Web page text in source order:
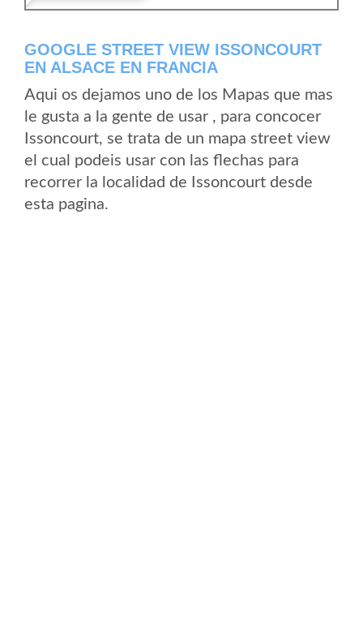
GOOGLE STREET VIEW ISSONCOURT
EN ALSACE EN FRANCIA
Aqui os dejamos uno de los Mapas que mas
le gusta a la gente de usar , para concocer
Issoncourt, se trata de un mapa street view
el cual podeis usar con las flechas para
recorrer la localidad de Issoncourt desde
esta pagina.